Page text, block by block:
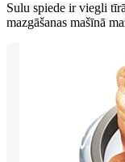
Sulu spiede ir viegli
mazgāšanas mašīnā